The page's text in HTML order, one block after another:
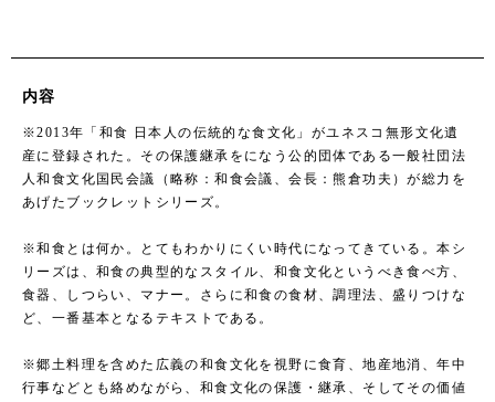
内容
※2013年「和食 日本人の伝統的な食文化」がユネスコ無形文化遺
産に登録された。その保護継承をになう公的団体である一般社団法
人和食文化国民会議（略称：和食会議、会長：熊倉功夫）が総力を
あげたブックレットシリーズ。
※和食とは何か。とてもわかりにくい時代になってきている。本シ
リーズは、和食の典型的なスタイル、和食文化というべき食べ方、
食器、しつらい、マナー。さらに和食の食材、調理法、盛りつけな
ど、一番基本となるテキストである。
※郷土料理を含めた広義の和食文化を視野に食育、地産地消、年中
行事などとも絡めながら、和食文化の保護・継承、そしてその価値